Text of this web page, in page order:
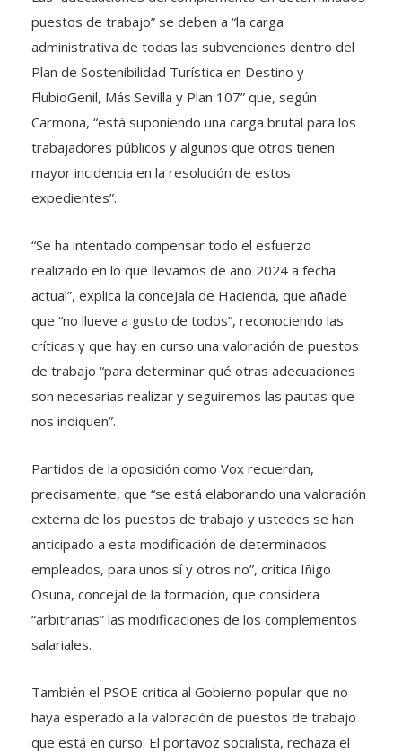
puestos de trabajo” se deben a “la carga
administrativa de todas las subvenciones dentro del
Plan de Sostenibilidad Turística en Destino y
FlubioGenil, Más Sevilla y Plan 107” que, según
Carmona, “está suponiendo una carga brutal para los
trabajadores públicos y algunos que otros tienen
mayor incidencia en la resolución de estos
expedientes”.
“Se ha intentado compensar todo el esfuerzo
realizado en lo que llevamos de año 2024 a fecha
actual”, explica la concejala de Hacienda, que añade
que “no llueve a gusto de todos”, reconociendo las
críticas y que hay en curso una valoración de puestos
de trabajo “para determinar qué otras adecuaciones
son necesarias realizar y seguiremos las pautas que
nos indiquen”.
Partidos de la oposición como Vox recuerdan,
precisamente, que “se está elaborando una valoración
externa de los puestos de trabajo y ustedes se han
anticipado a esta modificación de determinados
empleados, para unos sí y otros no”, crítica Iñigo
Osuna, concejal de la formación, que considera
“arbitrarias” las modificaciones de los complementos
salariales.
También el PSOE critica al Gobierno popular que no
haya esperado a la valoración de puestos de trabajo
que está en curso. El portavoz socialista, rechaza el